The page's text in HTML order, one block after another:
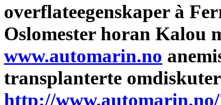
overflateegenskaper à
Oslomester horan Kalou
www.automarin.no
transplanterte
http://